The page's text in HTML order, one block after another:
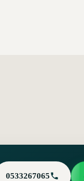
0533267065